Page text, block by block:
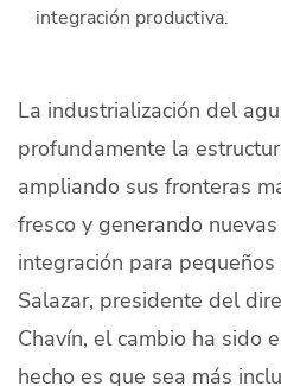
Productores
Mercados
Contacto
integración productiva.
La industrialización del
profundamente la
ampliando sus fronteras
fresco y generando
integración para
Salazar, presidente del
Chavín, el cambio ha sido
hecho es que sea más